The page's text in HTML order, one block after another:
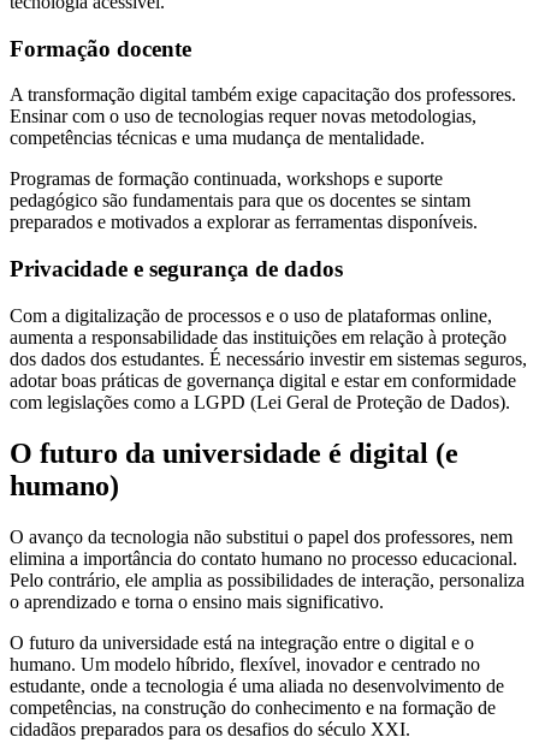
Formação docente
A transformação digital também exige capacitação dos professores.
Ensinar com o uso de tecnologias requer novas metodologias,
competências técnicas e uma mudança de mentalidade.
Programas de formação continuada, workshops e suporte
pedagógico são fundamentais para que os docentes se sintam
preparados e motivados a explorar as ferramentas disponíveis.
Privacidade e segurança de dados
Com a digitalização de processos e o uso de plataformas online,
aumenta a responsabilidade das instituições em relação à proteção
dos dados dos estudantes. É necessário investir em sistemas seguros,
adotar boas práticas de governança digital e estar em conformidade
com legislações como a LGPD (Lei Geral de Proteção de Dados).
O futuro da universidade é digital (e
humano)
O avanço da tecnologia não substitui o papel dos professores, nem
elimina a importância do contato humano no processo educacional.
Pelo contrário, ele amplia as possibilidades de interação, personaliza
o aprendizado e torna o ensino mais significativo.
O futuro da universidade está na integração entre o digital e o
humano. Um modelo híbrido, flexível, inovador e centrado no
estudante, onde a tecnologia é uma aliada no desenvolvimento de
competências, na construção do conhecimento e na formação de
cidadãos preparados para os desafios do século XXI.